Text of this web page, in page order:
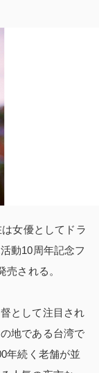
女優としてドラ
動10周年記念フ
される。
として注目され
地である台湾で
年続く老舗が並